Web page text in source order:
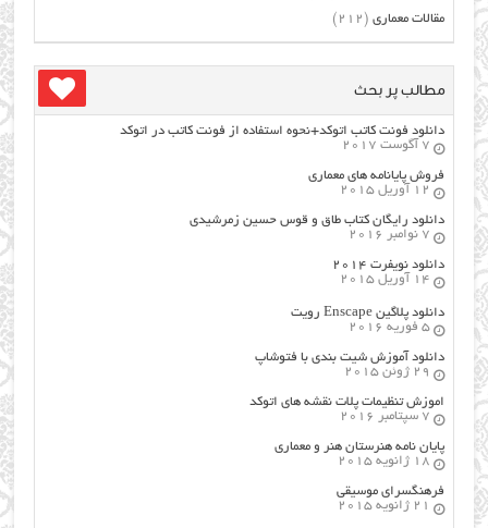
مقالات معماری (212)
مطالب پر بحث
دانلود فونت کاتب اتوکد+نحوه استفاده از فونت کاتب در اتوکد
7 آگوست 2017
فروش پایانامه های معماری
12 آوریل 2015
دانلود رایگان کتاب طاق و قوس حسین زمرشیدی
7 نوامبر 2016
دانلود نویفرت ۲۰۱۴
14 آوریل 2015
دانلود پلاگین Enscape رویت
5 فوریه 2016
دانلود آموزش شیت بندی با فتوشاپ
29 ژوئن 2015
اموزش تنظیمات پلات نقشه های اتوکد
7 سپتامبر 2016
پایان نامه هنرستان هنر و معماري
18 ژانویه 2015
فرهنگسراي موسيقي
21 ژانویه 2015